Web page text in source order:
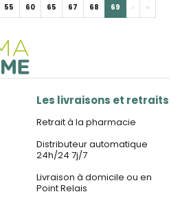
55 60 65 67 68 69 › »
Les livraisons et retraits
Retrait à la pharmacie
Distributeur automatique
24h/24 7j/7
Livraison à domicile ou en
Point Relais